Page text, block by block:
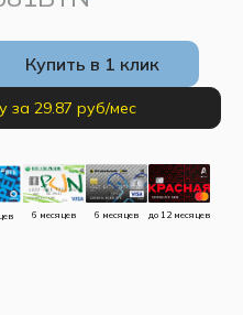
Купить в 1 клик
за 29.87 руб/мес
6 месяцев 6 месяцев до 12 месяцев